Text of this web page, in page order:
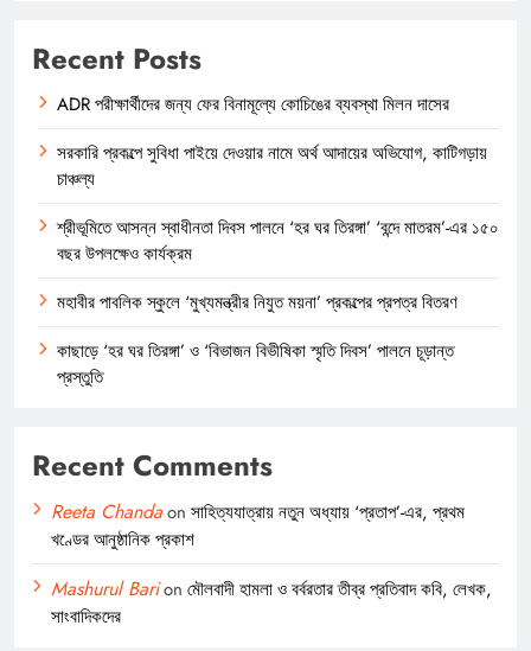
Recent Posts
ADR পরীক্ষার্থীদের জন্য ফের বিনামূল্যে কোচিঙের ব্যবস্থা মিলন দাসের
সরকারি প্রকল্পে সুবিধা পাইয়ে দেওয়ার নামে অর্থ আদায়ের অভিযোগ, কাটিগড়ায়
চাঞ্চল্য
শ্রীভূমিতে আসন্ন স্বাধীনতা দিবস পালনে ‘হর ঘর তিরঙ্গা’ ‘বন্দে মাতরম’-এর ১৫০
বছর উপলক্ষেও কার্যক্রম
মহাবীর পাবলিক স্কুলে ‘মুখ্যমন্ত্রীর নিযুত ময়না’ প্রকল্পের প্রপত্র বিতরণ
কাছাড়ে ‘হর ঘর তিরঙ্গা’ ও ‘বিভাজন বিভীষিকা স্মৃতি দিবস’ পালনে চূড়ান্ত
প্রস্তুতি
Recent Comments
Reeta Chandaon সাহিত্যযাত্রায় নতুন অধ্যায় ‘প্রতাপ’-এর, প্রথম
খণ্ডের আনুষ্ঠানিক প্রকাশ
Mashurul Barion মৌলবাদী হামলা ও বর্বরতার তীব্র প্রতিবাদ কবি, লেখক,
সাংবাদিকদের